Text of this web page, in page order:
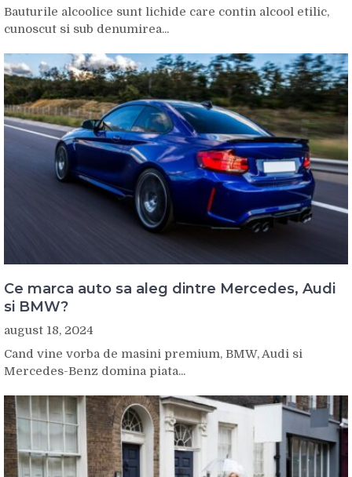
Bauturile alcoolice sunt lichide care contin alcool etilic,
cunoscut si sub denumirea...
Ce marca auto sa aleg dintre Mercedes, Audi
si BMW?
august 18, 2024
Cand vine vorba de masini premium, BMW, Audi si
Mercedes-Benz domina piata...